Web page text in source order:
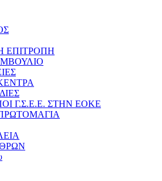
ΕΠΙΤΡΟΠΗ
Γ.Σ.Ε.Ε. ΣΤΗΝ ΕΟΚΕ